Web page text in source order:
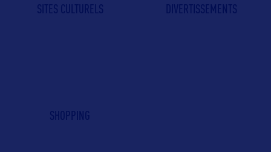
SITES CULTURELS DIVERTISSEMENTS
SHOPPING